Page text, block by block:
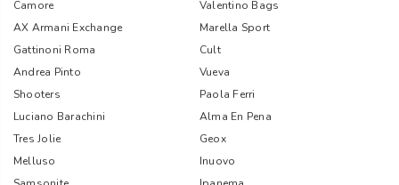
Camore
Valentino Bags
AX Armani Exchange
Marella Sport
Gattinoni Roma
Cult
Andrea Pinto
Vueva
Shooters
Paola Ferri
Luciano Barachini
Alma En Pena
Tres Jolie
Geox
Melluso
Inuovo